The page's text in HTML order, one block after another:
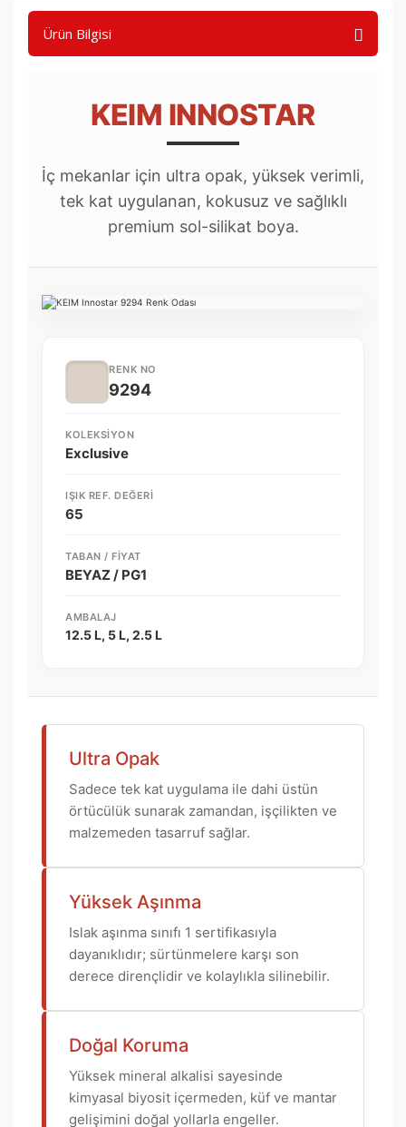
Ürün Bilgisi
KEIM INNOSTAR
İç mekanlar için ultra opak, yüksek verimli,
tek kat uygulanan, kokusuz ve sağlıklı
premium sol-silikat boya.
RENK NO
9294
KOLEKSIYON
Exclusive
IŞIK REF. DEĞERI
65
TABAN / FIYAT
BEYAZ / PG1
AMBALAJ
12.5 L, 5 L, 2.5 L
Ultra Opak
Sadece tek kat uygulama ile dahi üstün
örtücülük sunarak zamandan, işçilikten ve
malzemeden tasarruf sağlar.
Yüksek Aşınma
Islak aşınma sınıfı 1 sertifikasıyla
dayanıklıdır; sürtünmelere karşı son
derece dirençlidir ve kolaylıkla silinebilir.
Doğal Koruma
Yüksek mineral alkalisi sayesinde
kimyasal biyosit içermeden, küf ve mantar
gelişimini doğal yollarla engeller.